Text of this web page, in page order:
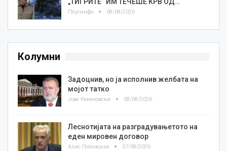
Плусинфо 08/08/2026
Колумни
Задоцнив, но ја исполнив желбата на
мојот татко
Јове Кекеновски 08/08/2026
Леснотијата на разградувањетото на
еден мировен договор
Азис Положани 07/08/2026